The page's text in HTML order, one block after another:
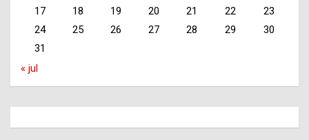
17
18 19 20 21 22
23
24
25 26 27 28 29
30
31
« jul